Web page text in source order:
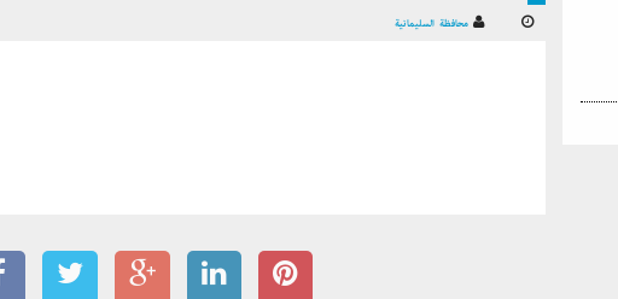
محافظة السليمانية